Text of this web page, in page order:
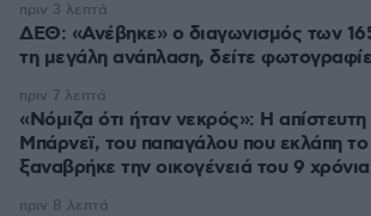
ΔΕΘ: «Ανέβηκε» ο διαγωνισμός των
τη μεγάλη ανάπλαση, δείτε
πριν 3 λεπτά
«Νόμιζα ότι ήταν νεκρός»: Η απίστευτη
Μπάρνεϊ, του παπαγάλου που εκλάπη το
ξαναβρήκε την οικογένειά του 9
πριν 7 λεπτά
πριν 8 λεπτά